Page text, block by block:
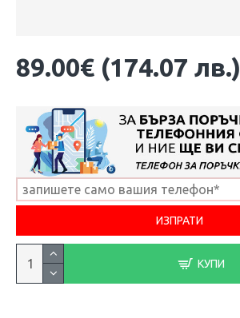
89.00€ (174.07 лв.)
КУПИ